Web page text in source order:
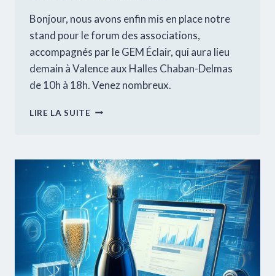
Bonjour, nous avons enfin mis en place notre
stand pour le forum des associations,
accompagnés par le GEM Éclair, qui aura lieu
demain à Valence aux Halles Chaban-Delmas
de 10h à 18h. Venez nombreux.
LIRE LA SUITE STAND
FORUM
DES
ASSOCIATIONS